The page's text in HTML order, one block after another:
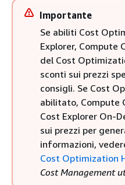
Importante
Se abiliti Cost
Explorer, Compute
del Cost
sconti sui prezzi
consigli. Se Cost
abilitato, Compute
Cost Explorer On-
sui prezzi per
informazioni,
Cost Optimization
Cost Management